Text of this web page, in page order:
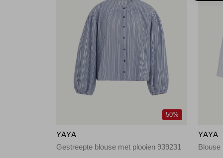
50%
YAYA
Gestreepte blouse met plooien 939231
YAYA
Blouse